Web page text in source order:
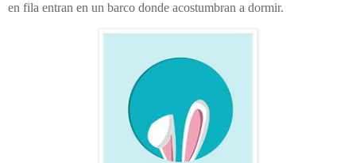
en fila entran en un barco donde acostumbran a dormir.